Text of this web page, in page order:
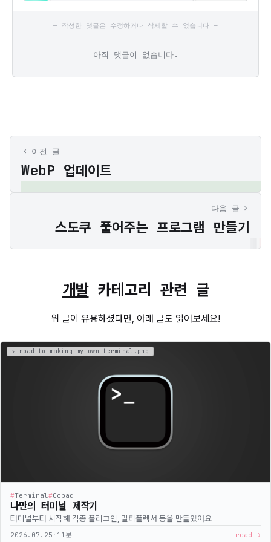
— 작성한 댓글은 수정하거나 삭제할 수 없습니다 —
아직 댓글이 없습니다.
이전 글
WebP 업데이트
다음 글
스도쿠 풀어주는 프로그램 만들기
개발카테고리 관련 글
위 글이 유용하셨다면, 아래 글도 읽어보세요!
#Terminal#Copad
나만의 터미널 제작기
터미널부터 시작해 각종 플러그인, 멀티플렉서 등을 만들었어요
2026.07.25 · 11분 read →